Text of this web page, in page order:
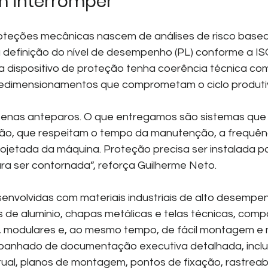
mecânicas nascem de análises de risco
definição do nível de desempenho (PL) conforme a
dispositivo de proteção tenha coerência técnica
que comprometam o ciclo
anteparos. O que entregamos são sistemas
que respeitam o tempo da manutenção, a
da máquina. Proteção precisa ser instalada
ser contornada”, reforça Guilherme Neto.
com materiais industriais de alto
de alumínio, chapas metálicas e telas técnicas,
e, ao mesmo tempo, de fácil montagem
de documentação executiva detalhada,
planos de montagem, pontos de fixação,